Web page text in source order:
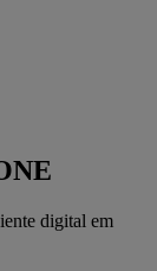
digital em